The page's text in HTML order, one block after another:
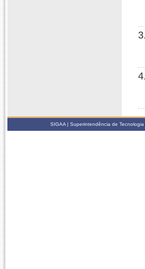
SIGAA | Superintendência de